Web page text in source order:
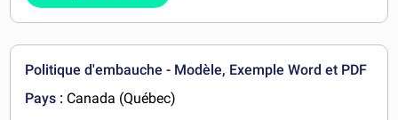
Politique d'embauche - Modèle, Exemple Word et PDF
Pays : Canada (Québec)